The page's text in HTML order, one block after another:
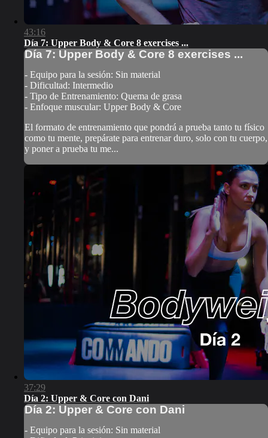
43:16
Día 7: Upper Body & Core 8 exercises ...
Día 7: Upper Body & Core 8 exercises ...
- Equipo para la sesión: Sin material
- Dificultad: Intermedio
- Tipo de Entrenamiento: Quema de grasa
- Enfoque muscular: Upper Body & Core
El formato de entrenamiento que pondrá a prueba tanto tu físico
como tu mente, prepárate para entrenar duro, solo con tu cuerpo,
y poner a prueba tu me...
37:29
Día 2: Upper & Core con Dani
Día 2: Upper & Core con Dani
- Equipo para la sesión: Sin material